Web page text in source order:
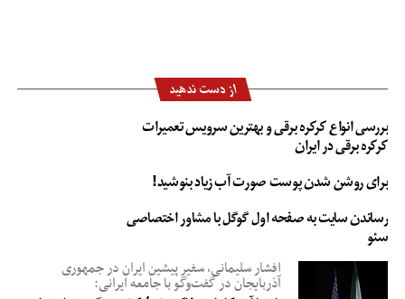
از دست ندهید
بررسی انواع کرکره برقی و بهترین سرویس تعمیرات
کرکره برقی در ایران
برای روشن شدن پوست صورت آب زیاد بنوشید!
رساندن سایت به صفحه اول گوگل با مشاور اختصاصی
سئو
افشار سلیمانی، سفیر پیشین ایران در جمهوری
آذربایجان در گفت‌وگو با جامعه ایرانی: